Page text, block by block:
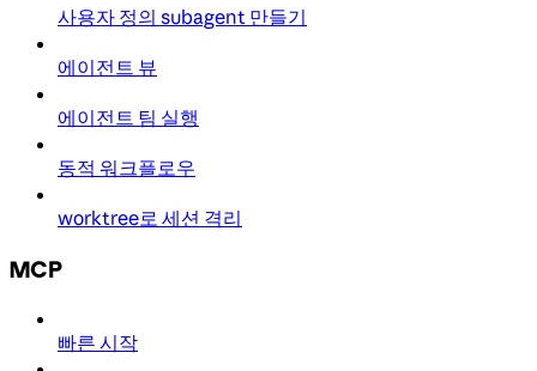
사용자 정의 subagent 만들기
에이전트 뷰
에이전트 팀 실행
동적 워크플로우
worktree로 세션 격리
MCP
빠른 시작